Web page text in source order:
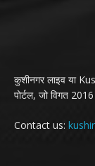
कुशीनगर लाइव या
पोर्टल, जो विगत
Contact us: